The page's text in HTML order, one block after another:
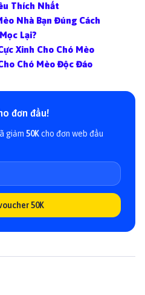
Thích Nhất
Nhà Bạn Đúng Cách
Lại?
Xinh Cho Chó Mèo
Chó Mèo Độc Đáo
đơn đầu!
giảm 50Kcho đơn web đầu
50K